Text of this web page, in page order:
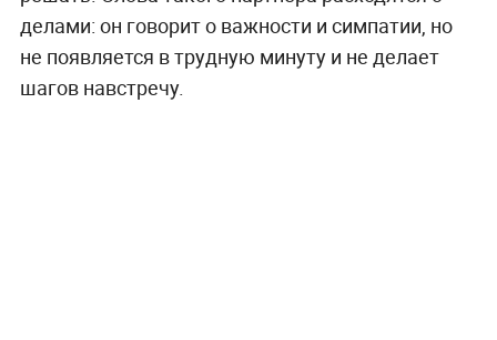
делами: он говорит о важности и симпатии, но
не появляется в трудную минуту и не делает
шагов навстречу.